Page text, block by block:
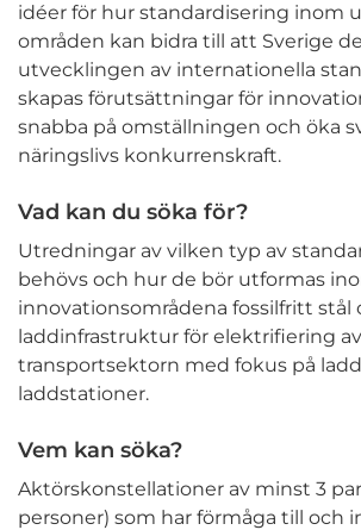
idéer för hur standardisering inom
områden kan bidra till att Sverige
utvecklingen av internationella
skapas förutsättningar för
snabba på omställningen och öka
näringslivs konkurrenskraft.
Vad kan du söka för?
Utredningar av vilken typ av
behövs och hur de bör utformas
innovationsområdena fossilfritt stål
laddinfrastruktur för elektrifiering av
transportsektorn med fokus på
laddstationer.
Vem kan söka?
Aktörskonstellationer av minst 3
personer) som har förmåga till och